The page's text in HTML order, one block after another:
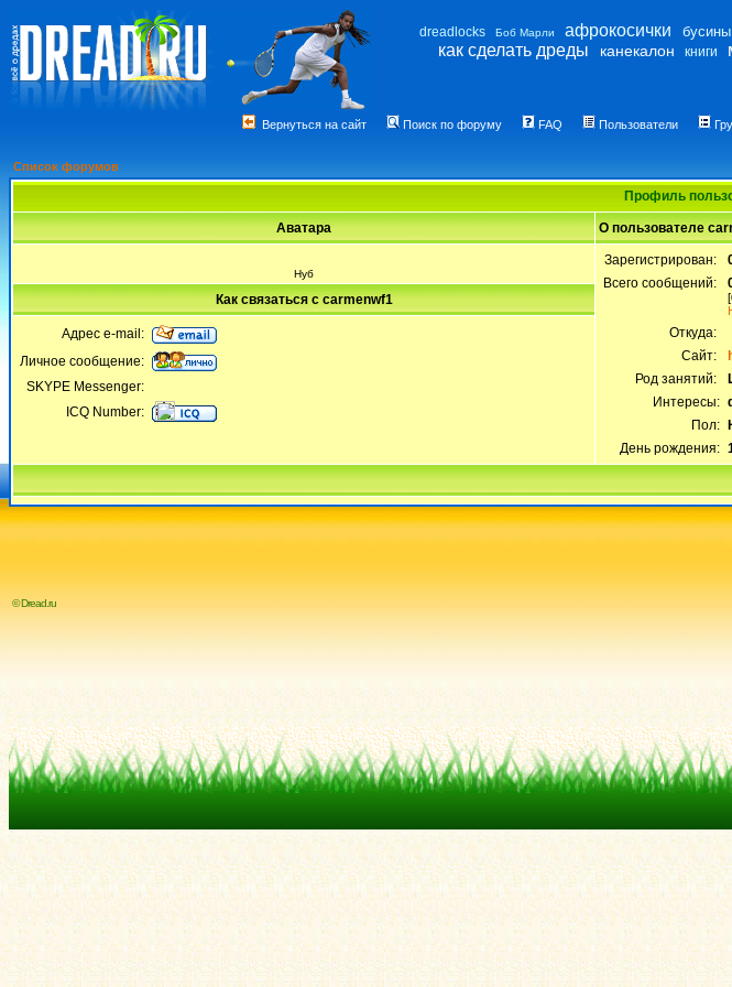
dreadlocks Боб Марли афрокосички бусины
как сделать дреды канекалон книги
Вернуться на сайт Поиск по форуму FAQ Пользователи
Список форумов
Профиль
Аватара О пользователе
Нуб
Зарегистрирован:
Всего сообщений:
Откуда:
Сайт:
Род занятий:
Интересы:
Пол:
День рождения:
Как связаться с carmenwf1
Адрес e-mail:
Личное сообщение:
SKYPE Messenger:
ICQ Number:
© Dread.ru